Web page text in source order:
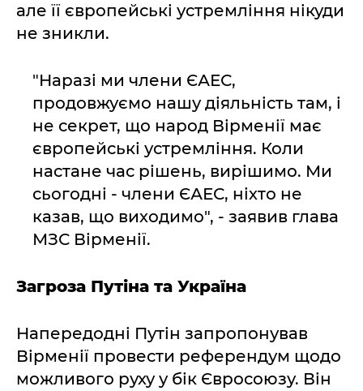
але її європейські устремління нікуди
не зникли.
"Наразі ми члени ЄАЕС,
продовжуємо нашу діяльність там, і
не секрет, що народ Вірменії має
європейські устремління. Коли
настане час рішень, вирішимо. Ми
сьогодні - члени ЄАЕС, ніхто не
казав, що виходимо", - заявив глава
МЗС Вірменії.
Загроза Путіна та Україна
Напередодні Путін запропонував
Вірменії провести референдум щодо
можливого руху у бік Євросоюзу. Він